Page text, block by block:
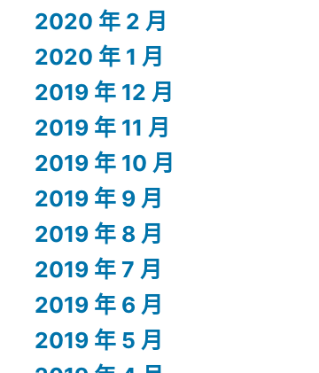
2020 年 2 月
2020 年 1 月
2019 年 12 月
2019 年 11 月
2019 年 10 月
2019 年 9 月
2019 年 8 月
2019 年 7 月
2019 年 6 月
2019 年 5 月